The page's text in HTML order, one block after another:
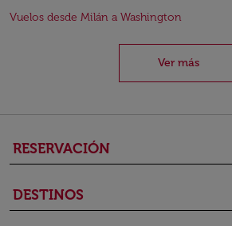
Vuelos desde Milán a Washington
Ver más
RESERVACIÓN
DESTINOS